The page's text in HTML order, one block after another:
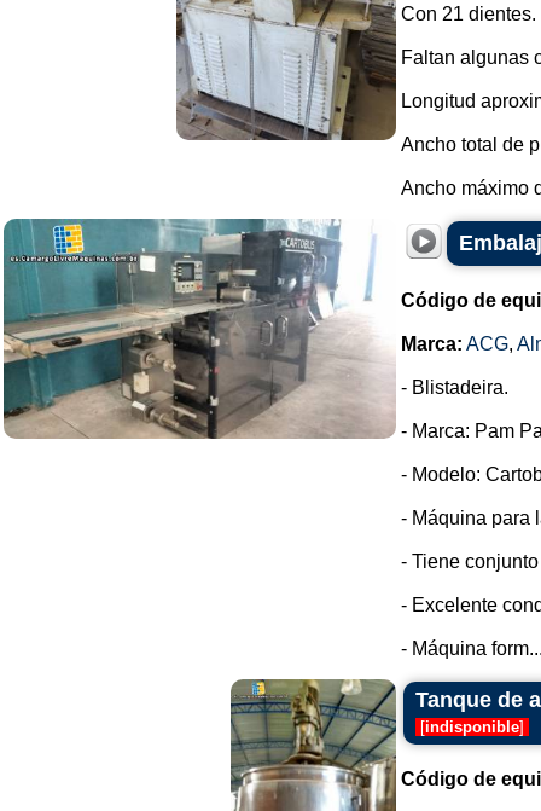
Con 21 dientes.
Faltan algunas
Longitud
Ancho total de
Ancho máximo
Código de
Marca: ACG,
- Blistadeira.
- Marca: Pam
- Modelo:
- Máquina para
- Tiene
- Excelente
- Máquina
Tanque de
[indisponible]
Código de